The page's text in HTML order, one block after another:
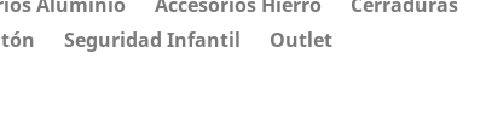
Seguridad Infantil Outlet